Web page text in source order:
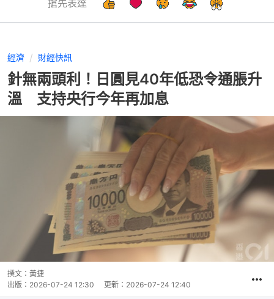
搶先表達
經濟 財經快訊
針無兩頭利！日圓見40年低恐令通脹升
溫 支持央行今年再加息
撰文： 黃捷
出版： 2026-07-24 12:30 更新： 2026-07-24 12:40